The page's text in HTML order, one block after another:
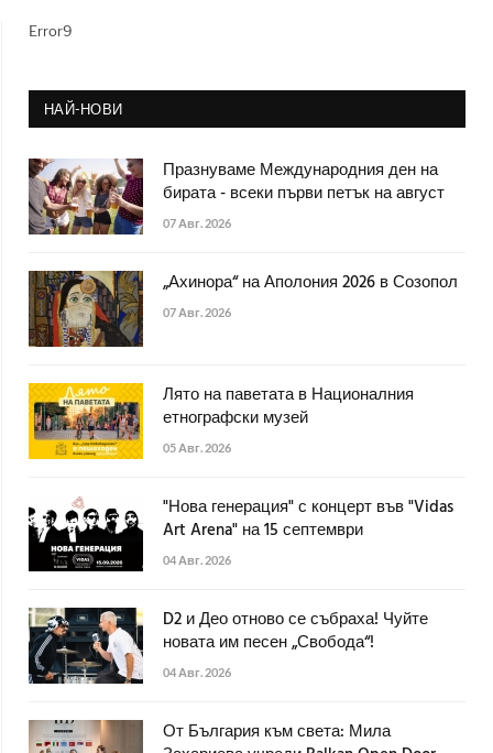
Error9
НАЙ-НОВИ
Празнуваме Международния ден на
бирата - всеки първи петък на август
07 Авг. 2026
„Ахинора“ на Аполония 2026 в Созопол
07 Авг. 2026
Лято на паветата в Националния
етнографски музей
05 Авг. 2026
"Нова генерация" с концерт във "Vidas
Art Arena" на 15 септември
04 Авг. 2026
D2 и Део отново се събраха! Чуйте
новата им песен „Свобода“!
04 Авг. 2026
От България към света: Мила